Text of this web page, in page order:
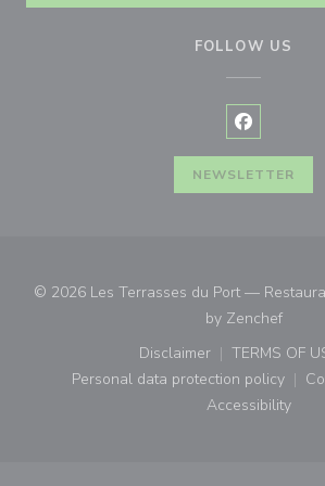
FOLLOW US
Facebook
NEWSLETTER
© 2026 Les Terrasses du Port —
by Zenchef
Disclaimer
((opens in a new
TERMS OF
Personal data protection policy
((opens in a new
Accessibility
((opens in